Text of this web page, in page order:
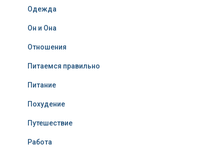
Одежда
Он и Она
Отношения
Питаемся правильно
Питание
Похудение
Путешествие
Работа